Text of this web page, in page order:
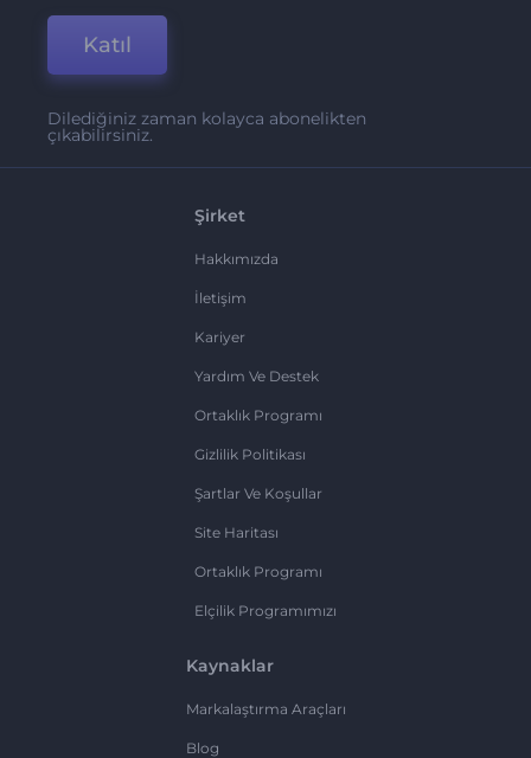
Katıl
Dilediğiniz zaman kolayca abonelikten
çıkabilirsiniz.
Şirket
Hakkımızda
İletişim
Kariyer
Yardım Ve Destek
Ortaklık Programı
Gizlilik Politikası
Şartlar Ve Koşullar
Site Haritası
Ortaklık Programı
Elçilik Programımızı
Kaynaklar
Markalaştırma Araçları
Blog